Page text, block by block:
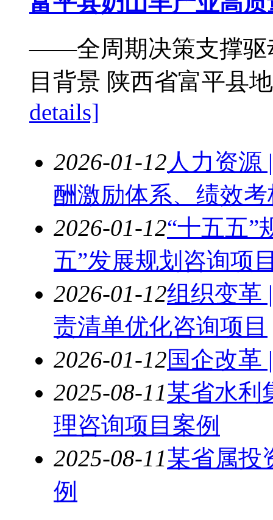
——全周期决策支撑驱
目背景 陕西省富平县
details]
2026-01-12人力资源
酬激励体系、绩效
2026-01-12“十五五”
五”发展规划咨询项
2026-01-12组织变革
责清单优化咨询项目
2026-01-12国企改革
2025-08-11某省水利
理咨询项目案例
2025-08-11某省属投
例